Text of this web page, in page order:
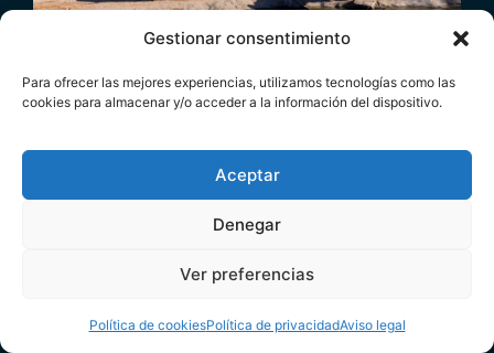
Gestionar consentimiento
Para ofrecer las mejores experiencias, utilizamos tecnologías como las
cookies para almacenar y/o acceder a la información del dispositivo.
Aceptar
Denegar
Ver preferencias
Política de cookiesPolítica de privacidadAviso legal
La Fundación BIOPARC apela a la conservación
desaparecer